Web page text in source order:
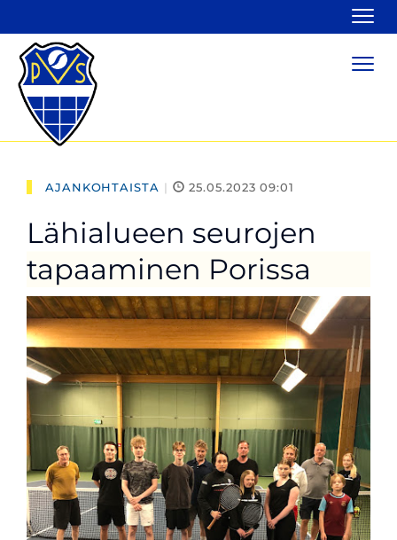
AJANKOHTAISTA | 25.05.2023 09:01
Lähialueen seurojen
tapaaminen Porissa